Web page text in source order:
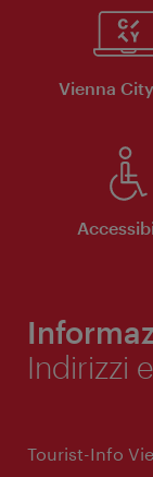
Vienna
Indirizzi
Tourist-Info